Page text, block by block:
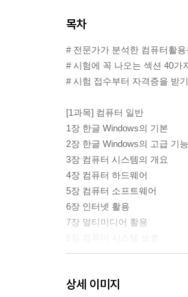
목차
# 전문가가 분석한 컴퓨터활
# 시험에 꼭 나오는 섹션 40가
# 시험 접수부터 자격증을 받
[1과목] 컴퓨터 일반
1장 한글 Windows의 기본
2장 한글 Windows의 고급 기능
3장 컴퓨터 시스템의 개요
4장 컴퓨터 하드웨어
5장 컴퓨터 소프트웨어
6장 인터넷 활용
7장 멀티미디어 활용
1장 입력 및 편집
상세 이미지